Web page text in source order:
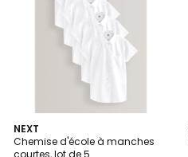
NEXT
Chemise d'école à manches
courtes, lot de 5